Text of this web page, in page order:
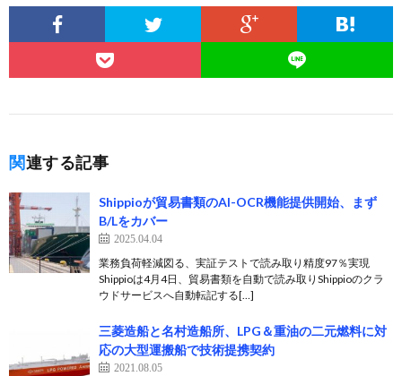
関連する記事
Shippioが貿易書類のAI-OCR機能提供開始、まず
B/Lをカバー
2025.04.04
業務負荷軽減図る、実証テストで読み取り精度97％実現
Shippioは4月4日、貿易書類を自動で読み取りShippioのクラ
ウドサービスへ自動転記する[…]
三菱造船と名村造船所、LPG＆重油の二元燃料に対
応の大型運搬船で技術提携契約
2021.08.05